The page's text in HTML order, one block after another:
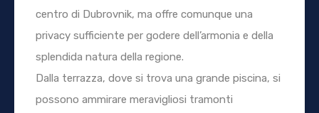
centro di Dubrovnik, ma offre comunque una
privacy sufficiente per godere dell’armonia e della
splendida natura della regione.
Dalla terrazza, dove si trova una grande piscina, si
possono ammirare meravigliosi tramonti